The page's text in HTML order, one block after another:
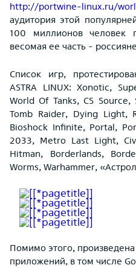
http://portwine-linux.ru/
аудитория этой
100 миллионов
весомая ее часть -
Список игр,
ASTRA LINUX: Xonotic,
World Of Tanks, CS
Tomb Raider, Dying Light,
Bioshock Infinite, Portal,
2033, Metro Last Light,
Hitman, Borderlands,
Worms, Warhammer,
Помимо этого,
приложений, в том числе